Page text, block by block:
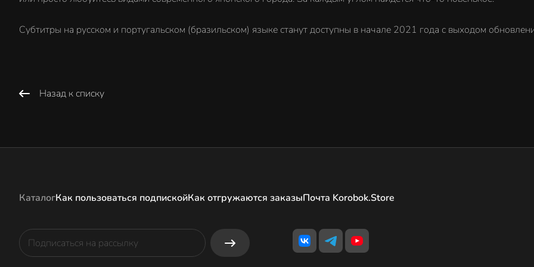
Субтитры на русском и португальском (бразильском) языке станут доступны в начале 2021 года с выходом
Назад к списку
КаталогКак пользоваться подпискойКак отгружаются заказыПочта Korobok.Store